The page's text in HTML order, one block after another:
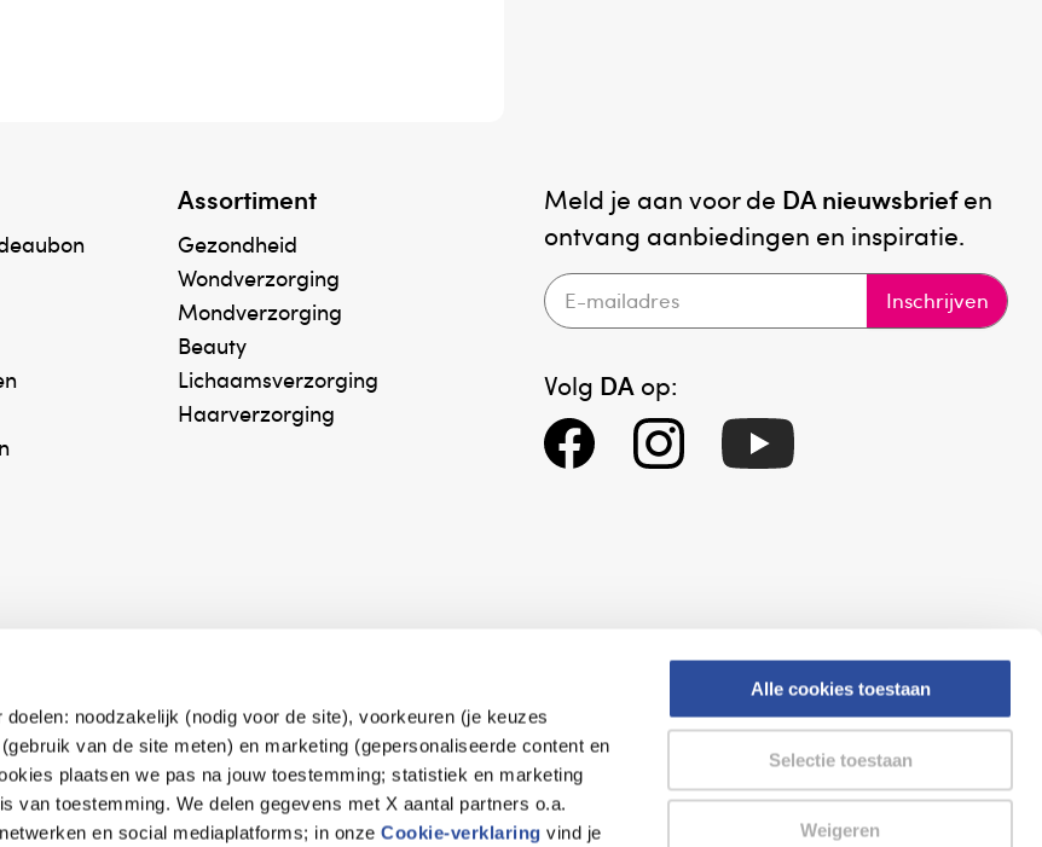
noodzakelijk (nodig voor de site), voorkeuren (je keuzes
van de site meten) en marketing (gepersonaliseerde content en
plaatsen we pas na jouw toestemming; statistiek en marketing
van toestemming. We delen gegevens met X aantal partners o.a.
en social mediaplatforms; in onzeCookie-verklaring vind je
Alle cookies toestaan
Selectie toestaan
Weigeren
Assortiment
Gezondheid
Wondverzorging
Mondverzorging
Beauty
Lichaamsverzorging
Haarverzorging
Meld je aan voor de DA nieuwsbriefen
ontvang aanbiedingen en inspiratie.
Inschrijven
Volg DA op:
Online
zorg, ⁠ook
Winkelen met zekerheid
⁠Deze webshop is aangesloten
⁠bij Thuiswinkelwaarborg.
Altijd onze folder bij de hand
Check onze folders ⁠bij
AlleFolders.